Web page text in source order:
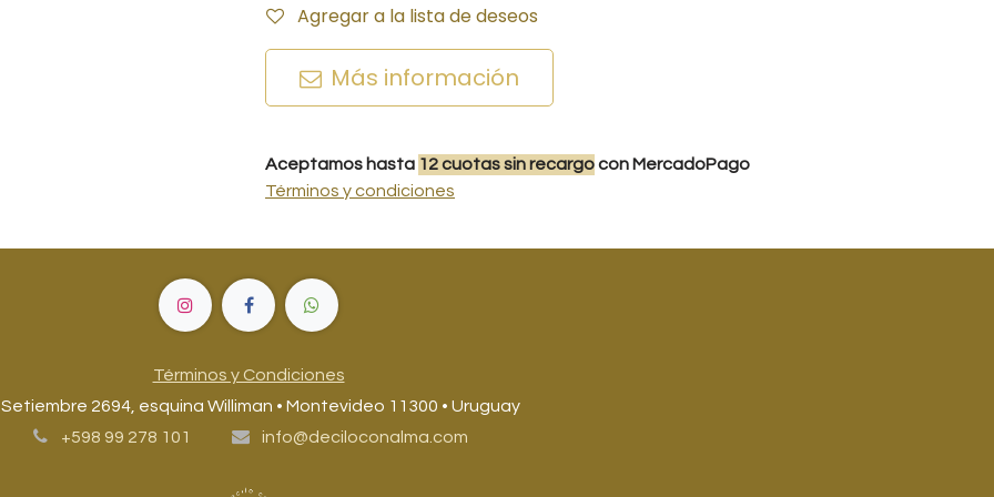
Agregar a la lista de deseos
Más información
Aceptamos hasta 12cuotassin recargocon MercadoPago
Términos y condiciones
Términos y Condiciones
2694, esquina Williman • Montevideo 11300 • Uruguay
+598 99 278 101
info@deciloconalma.com